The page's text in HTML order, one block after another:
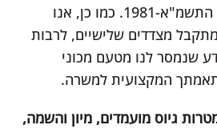
בחוק הגנת הפרטיות, התשמ"א-1981. כמו כן, אנו
מצדדים שלישיים, לרבות
שנמסר לנו מטעם מכוני
המקצועית למשרה.
גיוס מועמדים, מיון והשמה,